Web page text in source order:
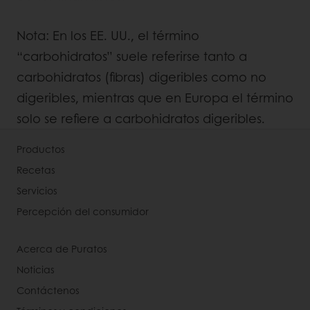
Nota: En los EE. UU., el término
“carbohidratos” suele referirse tanto a
carbohidratos (fibras) digeribles como no
digeribles, mientras que en Europa el término
solo se refiere a carbohidratos digeribles.
Productos
Recetas
Servicios
Percepción del consumidor
Acerca de Puratos
Noticias
Contáctenos